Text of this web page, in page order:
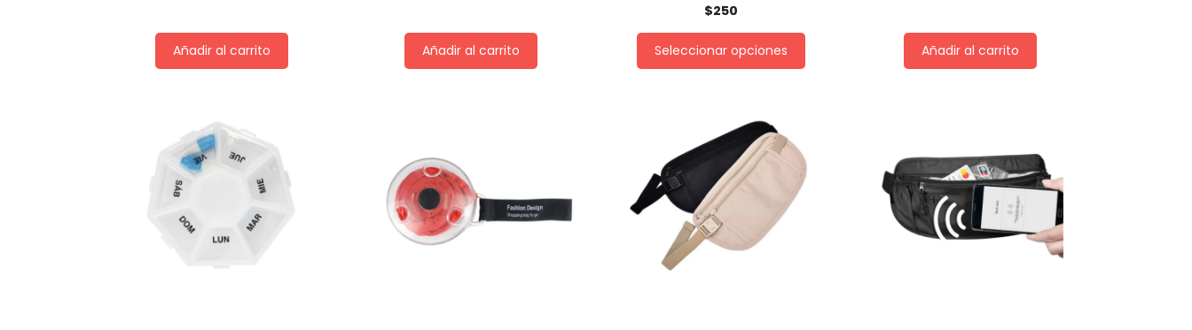
Añadir al carrito Añadir al carrito
$250
Seleccionar opciones Añadir al carrito